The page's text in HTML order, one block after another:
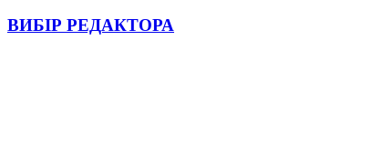
ВИБІР РЕДАКТОРА